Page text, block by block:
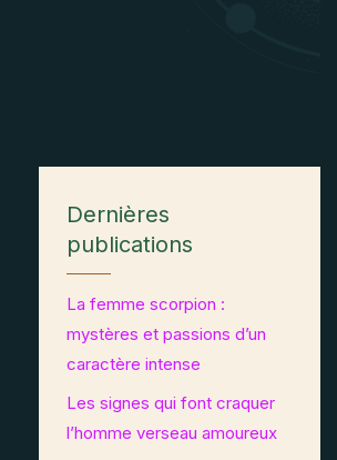
Dernières
publications
La femme scorpion :
mystères et passions d’un
caractère intense
Les signes qui font craquer
l’homme verseau amoureux